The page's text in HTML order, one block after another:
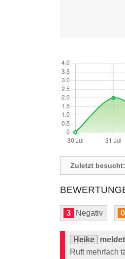
Zuletzt besucht:
3 Negativ 0
Heike
Ruft mehrfach